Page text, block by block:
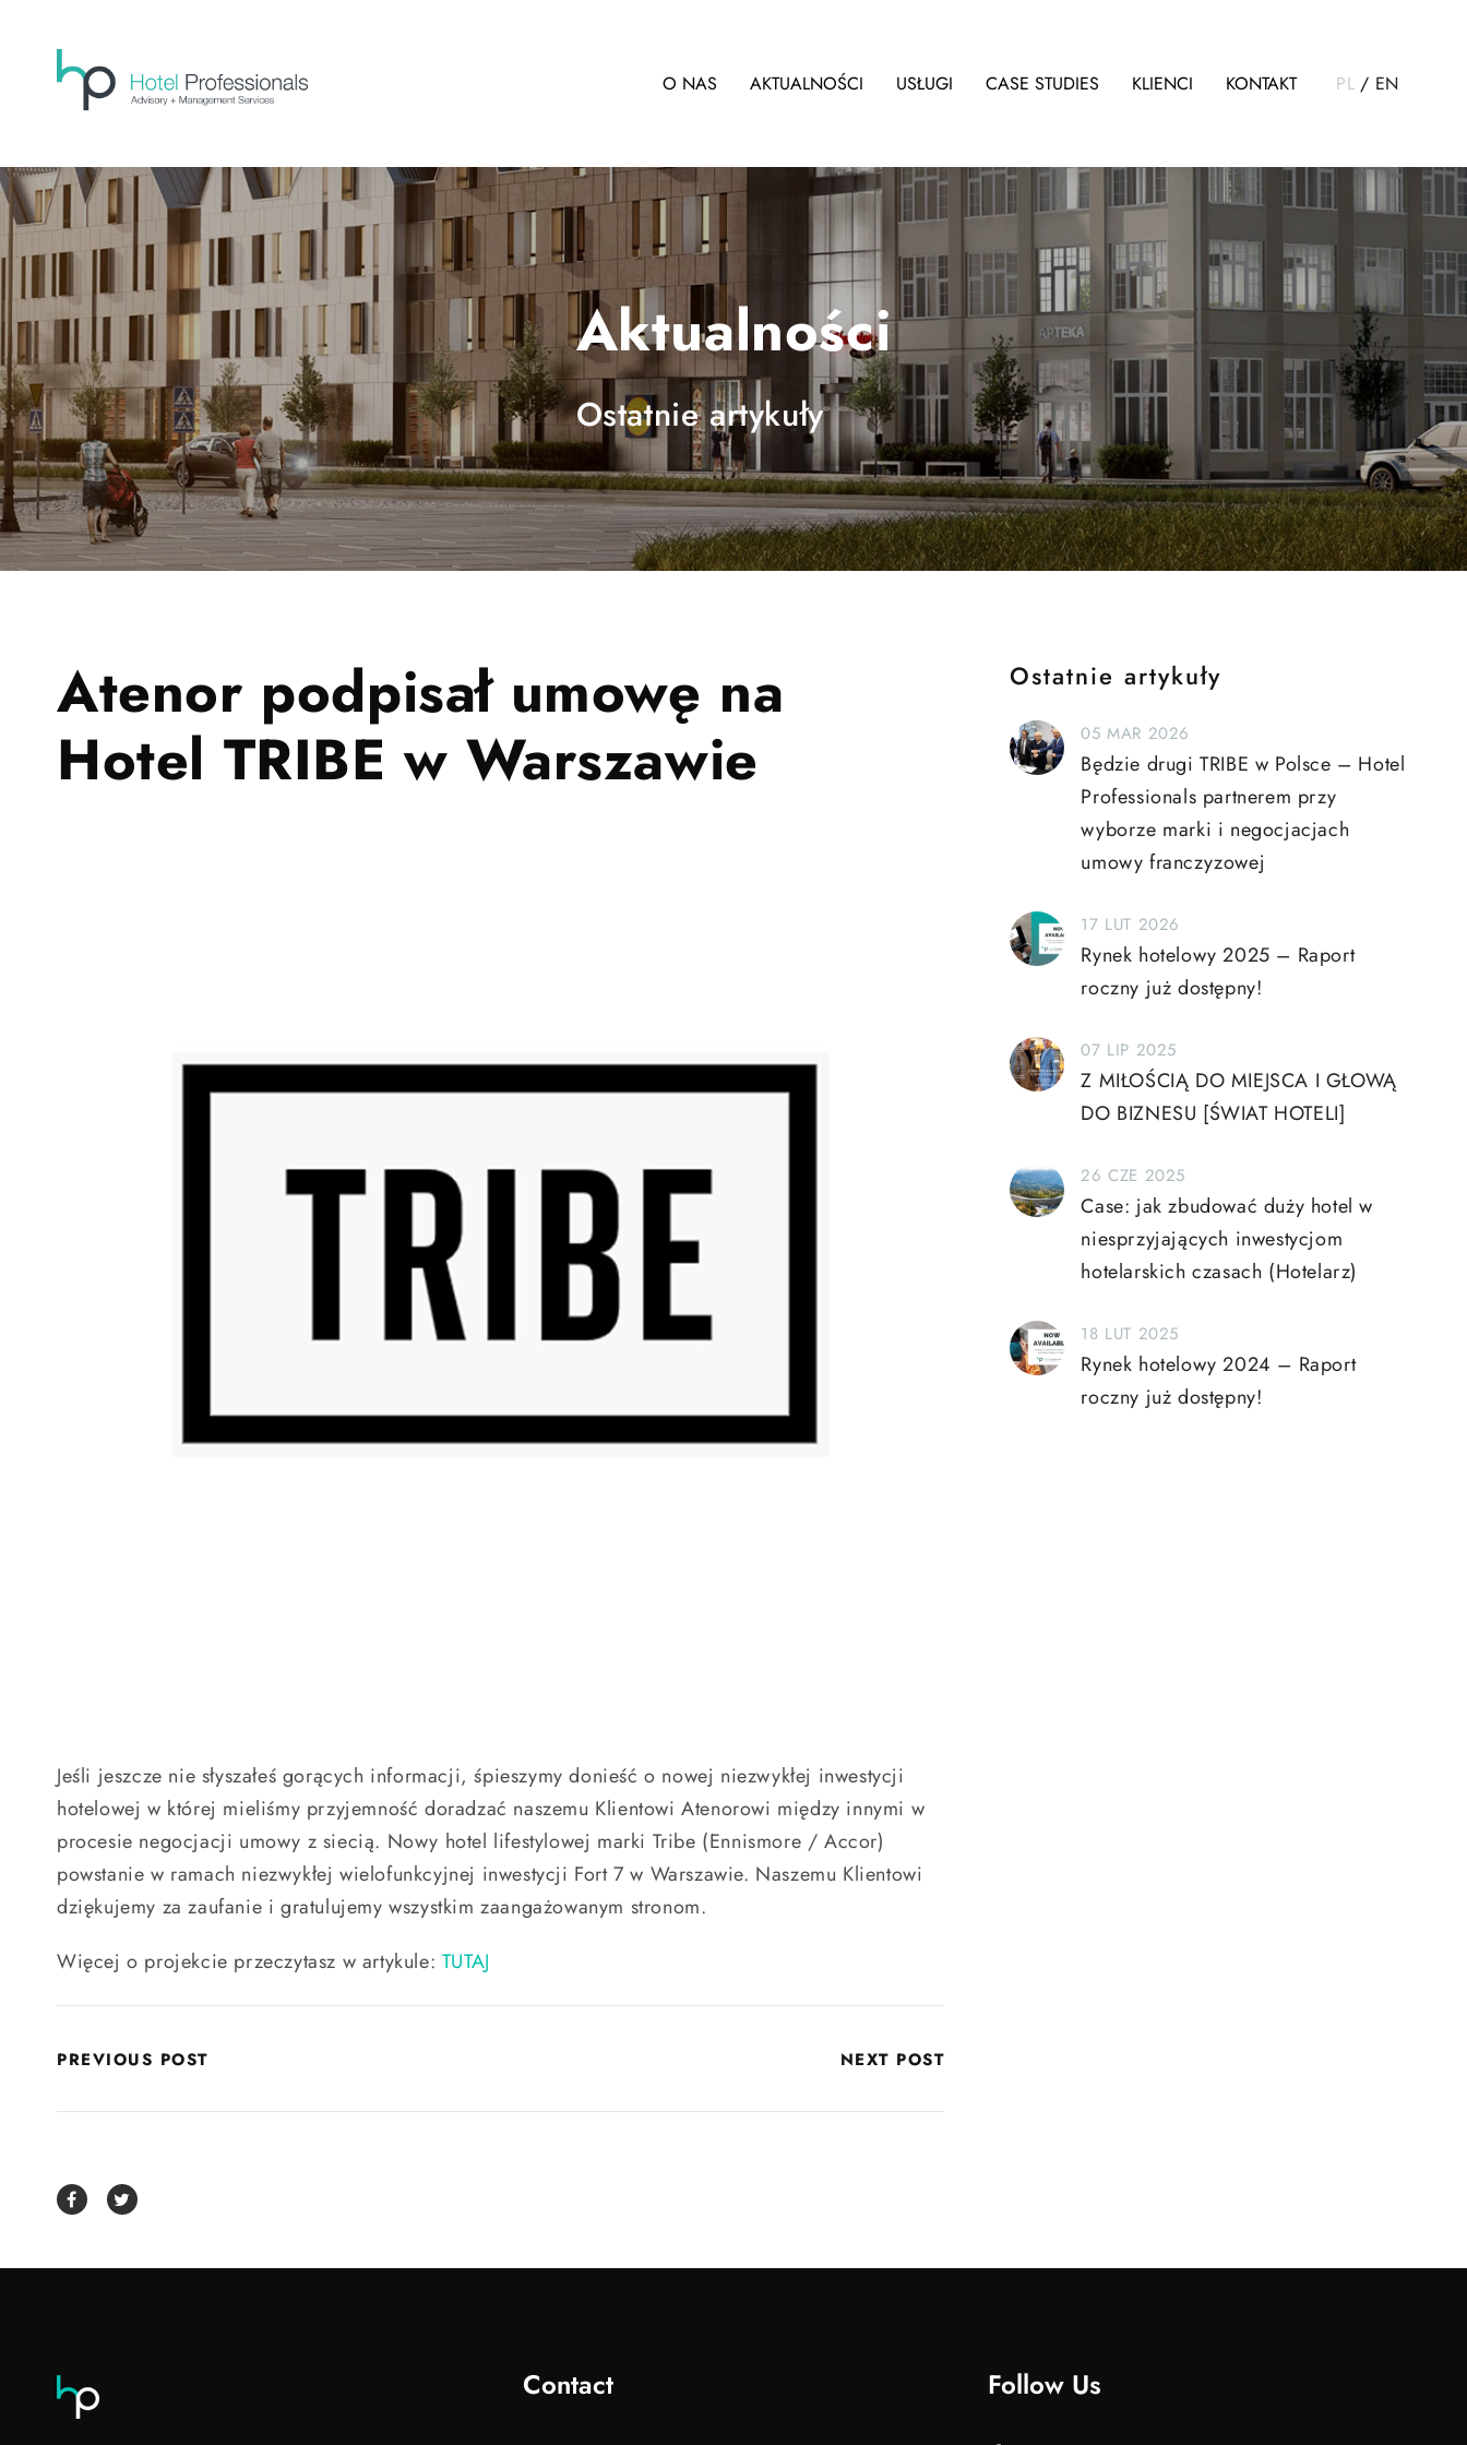
O NAS AKTUALNOŚCI USŁUGI CASE STUDIES KLIENCI KONTAKT PL / EN
Aktualności
Ostatnie artykuły
Atenor podpisał umowę na
Hotel TRIBE w Warszawie
Jeśli jeszcze nie słyszałeś gorących informacji, śpieszymy donieść o nowej niezwykłej inwestycji
hotelowej w której mieliśmy przyjemność doradzać naszemu Klientowi Atenorowi między innymi w
procesie negocjacji umowy z siecią. Nowy hotel lifestylowej marki Tribe (Ennismore / Accor)
powstanie w ramach niezwykłej wielofunkcyjnej inwestycji Fort 7 w Warszawie. Naszemu Klientowi
dziękujemy za zaufanie i gratulujemy wszystkim zaangażowanym stronom.
Więcej o projekcie przeczytasz w artykule: TUTAJ
PREVIOUS POST NEXT POST
Ostatnie artykuły
05 MAR 2026
Będzie drugi TRIBE w Polsce – Hotel
Professionals partnerem przy
wyborze marki i negocjacjach
umowy franczyzowej
17 LUT 2026
Rynek hotelowy 2025 – Raport
roczny już dostępny!
07 LIP 2025
Z MIŁOŚCIĄ DO MIEJSCA I GŁOWĄ
DO BIZNESU [ŚWIAT HOTELI]
26 CZE 2025
Case: jak zbudować duży hotel w
niesprzyjających inwestycjom
hotelarskich czasach (Hotelarz)
18 LUT 2025
Rynek hotelowy 2024 – Raport
roczny już dostępny!
Contact Follow Us